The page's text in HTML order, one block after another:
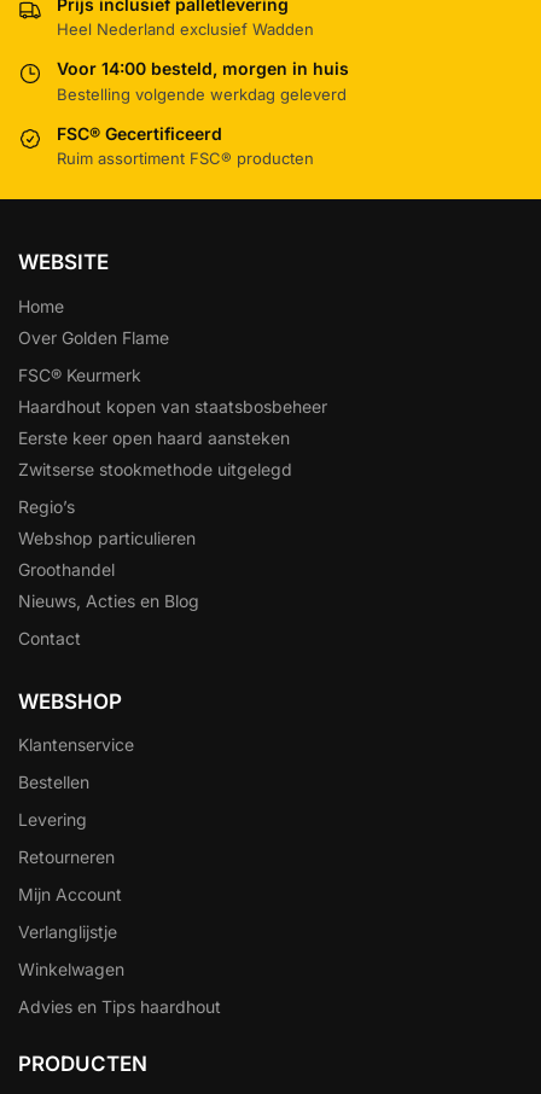
Heel Nederland exclusief Wadden
Voor 14:00 besteld, morgen in huis
Bestelling volgende werkdag geleverd
FSC® Gecertificeerd
Ruim assortiment FSC® producten
WEBSITE
Home
Over Golden Flame
FSC® Keurmerk
Haardhout kopen van staatsbosbeheer
Eerste keer open haard aansteken
Zwitserse stookmethode uitgelegd
Regio’s
Webshop particulieren
Groothandel
Nieuws, Acties en Blog
Contact
WEBSHOP
Klantenservice
Bestellen
Levering
Retourneren
Mijn Account
Verlanglijstje
Winkelwagen
Advies en Tips haardhout
PRODUCTEN